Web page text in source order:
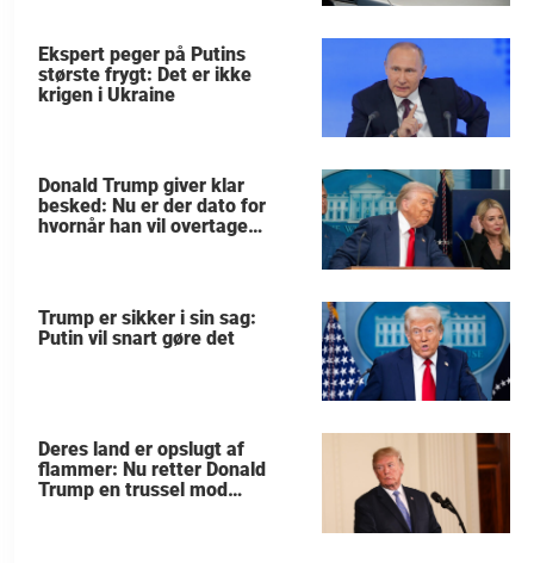
Ekspert peger på Putins
største frygt: Det er ikke
krigen i Ukraine
Donald Trump giver klar
besked: Nu er der dato for
hvornår han vil overtage
Trump er sikker i sin sag:
Putin vil snart gøre det
Deres land er opslugt af
flammer: Nu retter Donald
Trump en trussel mod